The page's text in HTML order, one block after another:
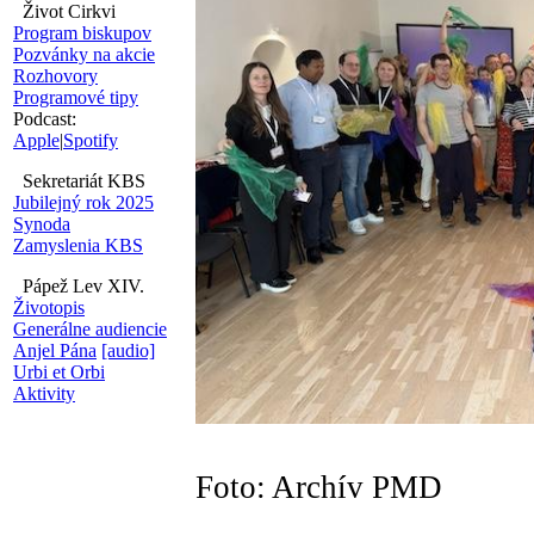
Život Cirkvi
Program biskupov
Pozvánky na akcie
Rozhovory
Programové tipy
Podcast:
Apple|Spotify
Sekretariát KBS
Jubilejný rok 2025
Synoda
Zamyslenia KBS
Pápež Lev XIV.
Životopis
Generálne audiencie
Anjel Pána [audio]
Urbi et Orbi
Aktivity
Foto: Archív PMD